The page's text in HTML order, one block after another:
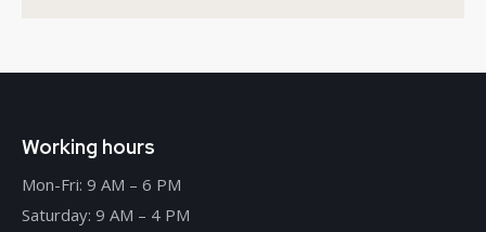
Working hours
Mon-Fri: 9 AM – 6 PM
Saturday: 9 AM – 4 PM